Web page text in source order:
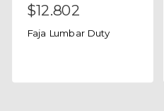
$12.802
Faja Lumbar Duty